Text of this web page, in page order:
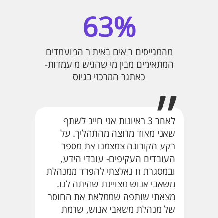
לאחר 3 ראיונות אני חייב לשתף
שאני מאוד מרוצה מהתהליך. על
רקע הקורונה צמצמנו את מספר
העובדים העקיפים- עובדי הידע,
ובמסגרת זו נאלצתי להפרד ממנהלת
משאבי אנוש מצויינת שהיתה לנו.
מצאתי שותפה שממלאת את החוסר
של מנהלת משאבי אנוש, שרמת
63%
מהמגייסים רואים באיתור המועמדים
המתאימים מבין מי שהגיש מועמדות-
כאתגר המרכזי בגיוס